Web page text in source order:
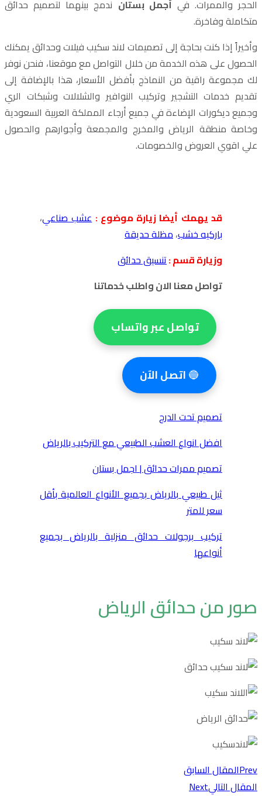
الحجر والممرات. في أجمل بستان ندمج بينهما لتصميم حدائق
متكاملة وفاخرة.
وأخيراً إذا كنت بحاجة إلى تصميمات لاند سكيب فيلات وحدائق يمكنك
الحصول على هذه الخدمة من خلال التواصل مع موقعنا، فنحن نوفر
لك مجموعة راقية من النماذج بأفضل الأسعار، هذا بالإضافة إلى
تقديم خدمات التشجير وتركيب النوافير والشلالات وشبكات الري
وجميع ديكورات الإضاءة في جميع أرجاء المملكة العربية السعودية
وخاصة منطقة الرياض والمخرج والمجمعة وأجوارهم والحصول
علي اقوي العروض والخصومات.
قد يهمك أيضا زيارة موضوع :عشب صناعي،
باركيه خشب،مظلة حديقة
وزيارة قسم :تنسيق حدائق
تواصل معنا الان واطلب خدماتنا
تواصل عبر واتساب
🔵اتصل الآن
تصميم تحت الدرج
افضل انواع العشب الطبيعي مع التركيب بالرياض
تصميم ممرات حدائق | اجمل بستان
ثيل طبيعي بالرياض بجميع الأنواع العالمية بأقل
سعر للمتر
تركيب برجولات حدائق منزلية بالرياض بجميع
أنواعها
صور من حدائق الرياض
Prevالمقال السابق
المقال التاليNext